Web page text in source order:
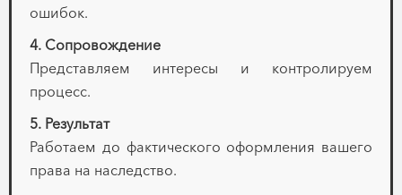
ошибок.
4. Сопровождение
Представляем интересы и контролируем
процесс.
5. Результат
Работаем до фактического оформления вашего
права на наследство.